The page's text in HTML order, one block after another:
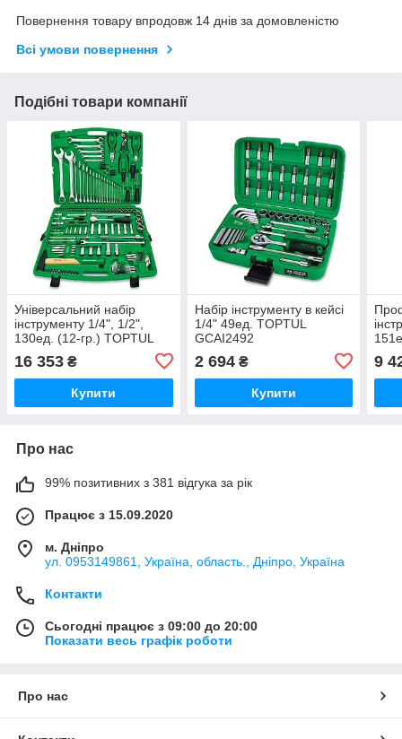
Повернення товару впродовж 14 днів за домовленістю
Всі умови повернення
Подібні товари компанії
Універсальний набір
інструменту 1/4", 1/2",
130ед. (12-гр.) TOPTUL
16 353 ₴
Купити
Набір інструменту в кейсі
1/4" 49ед. TOPTUL
GCAI2492
2 694₴
Купити
9
Про нас
99% позитивних з 381 відгука за рік
Працює з 15.09.2020
м. Дніпро
ул. 0953149861, Україна, область., Дніпро, Україна
Контакти
Сьогодні працює з 09:00 до 20:00
Показати весь графік роботи
Про нас